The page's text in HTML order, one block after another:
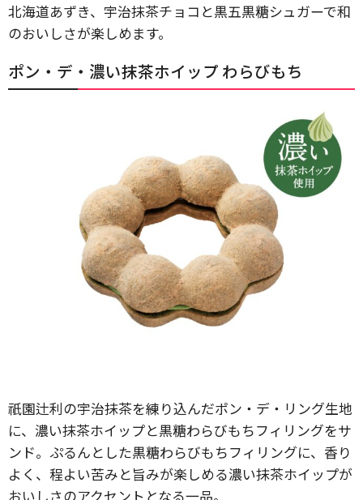
北海道あずき、宇治抹茶チョコと黒五黒糖シュガーで和
のおいしさが楽しめます。
ポン・デ・濃い抹茶ホイップ わらびもち
祇園辻利の宇治抹茶を練り込んだポン・デ・リング生地
に、濃い抹茶ホイップと黒糖わらびもちフィリングをサ
ンド。ぷるんとした黒糖わらびもちフィリングに、香り
よく、程よい苦みと旨みが楽しめる濃い抹茶ホイップが
おいしさのアクセントとなる一品。